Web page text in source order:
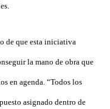
de que esta iniciativa
la mano de obra que
en agenda. “Todos los
asignado dentro de